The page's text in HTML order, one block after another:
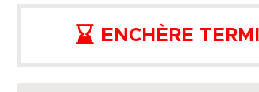
ENCHÈRE